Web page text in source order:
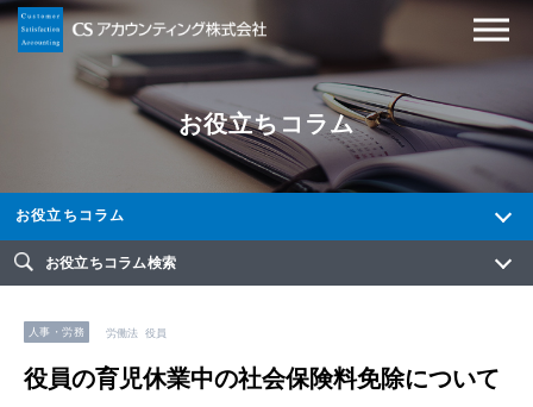
お役立ちコラム
お役立ちコラム
お役立ちコラム検索
人事・労務 労働法 役員
役員の育児休業中の社会保険料免除について